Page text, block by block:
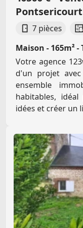
Pontsericourt
7 pièces
Maison - 165m²
Votre agence
d'un projet
ensemble
habitables,
idées et créer un